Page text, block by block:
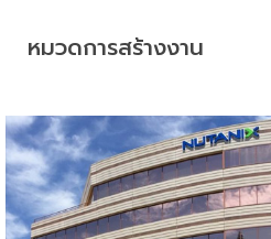
หมวดการสร้างงาน